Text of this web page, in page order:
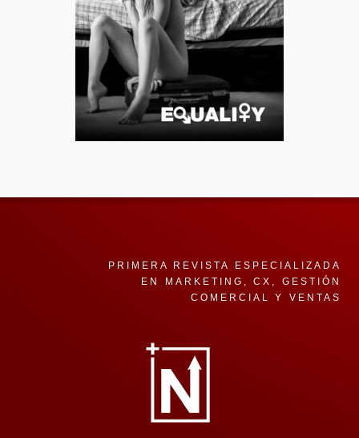
PRIMERA REVISTA ESPECIALIZADA
EN MARKETING, CX, GESTIÓN
COMERCIAL Y VENTAS